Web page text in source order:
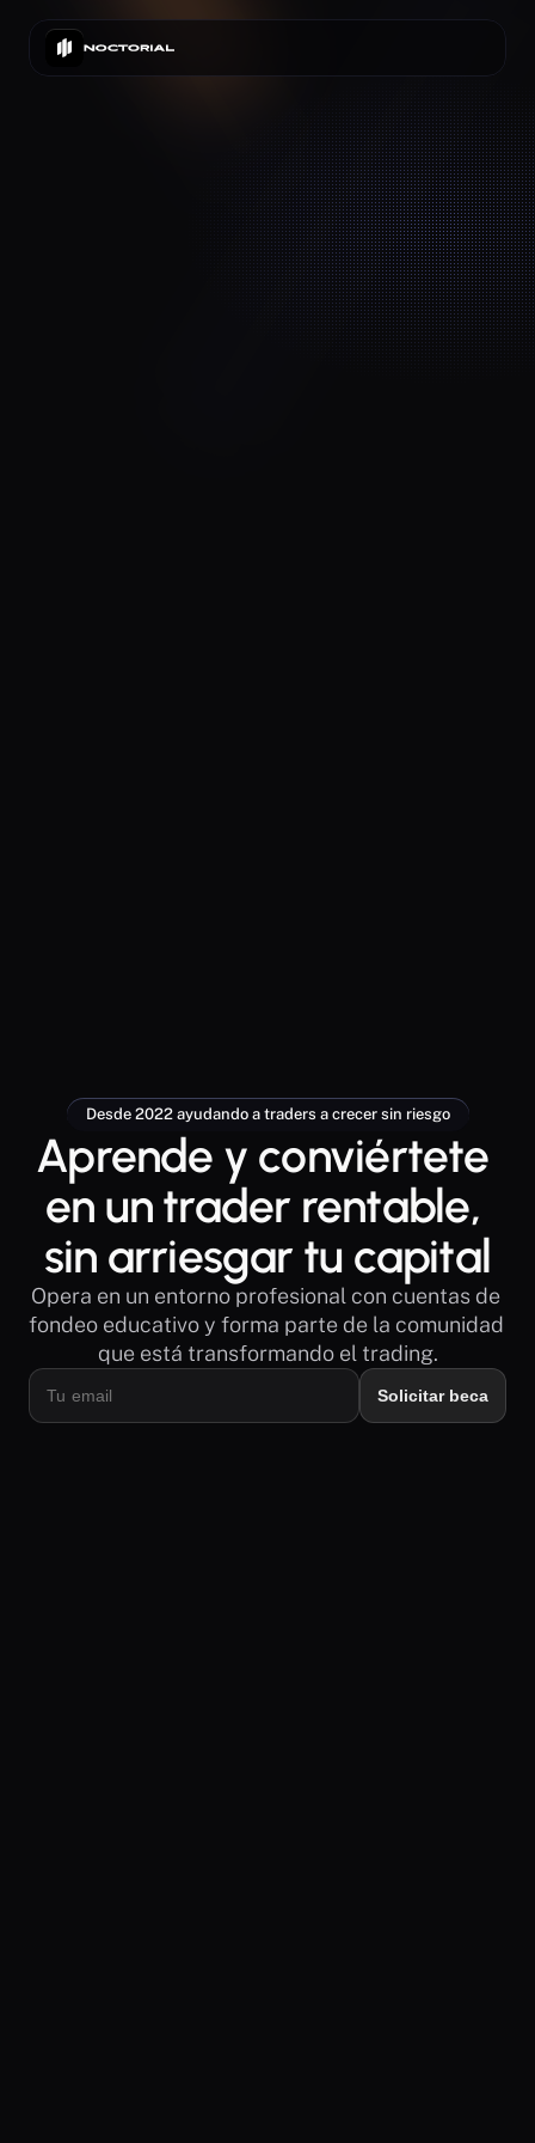
Desde 2022 ayudando a traders a crecer sin riesgo
Aprende y conviértete
en un trader rentable,
sin arriesgar tu capital
Opera en un entorno profesional con cuentas de
fondeo educativo y forma parte de la comunidad
que está transformando el trading.
Solicitar beca